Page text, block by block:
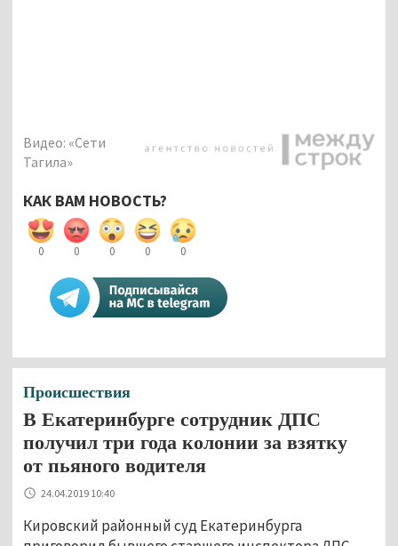
Видео: «Сети
Тагила»
КАК ВАМ НОВОСТЬ?
0 0 0 0 0
Происшествия
В Екатеринбурге сотрудник ДПС
получил три года колонии за взятку
от пьяного водителя
24.04.2019 10:40
Кировский районный суд Екатеринбурга